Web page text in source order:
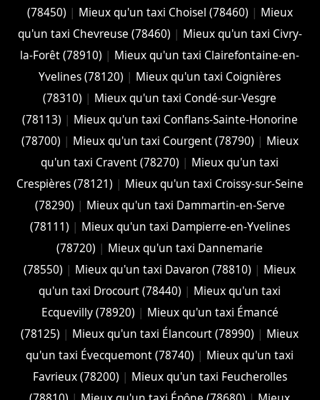
(78450) | Mieux qu'un taxi Choisel (78460) | Mieux
qu'un taxi Chevreuse (78460) | Mieux qu'un taxi Civry-
la-Forêt (78910) | Mieux qu'un taxi Clairefontaine-en-
Yvelines (78120) | Mieux qu'un taxi Coignières
(78310) | Mieux qu'un taxi Condé-sur-Vesgre
(78113) | Mieux qu'un taxi Conflans-Sainte-Honorine
(78700) | Mieux qu'un taxi Courgent (78790) | Mieux
qu'un taxi Cravent (78270) | Mieux qu'un taxi
Crespières (78121) | Mieux qu'un taxi Croissy-sur-Seine
(78290) | Mieux qu'un taxi Dammartin-en-Serve
(78111) | Mieux qu'un taxi Dampierre-en-Yvelines
(78720) | Mieux qu'un taxi Dannemarie
(78550) | Mieux qu'un taxi Davaron (78810) | Mieux
qu'un taxi Drocourt (78440) | Mieux qu'un taxi
Ecquevilly (78920) | Mieux qu'un taxi Émancé
(78125) | Mieux qu'un taxi Élancourt (78990) | Mieux
qu'un taxi Évecquemont (78740) | Mieux qu'un taxi
Favrieux (78200) | Mieux qu'un taxi Feucherolles